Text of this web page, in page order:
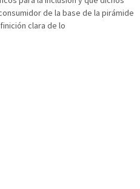
de la base de la pirámide
clara de lo